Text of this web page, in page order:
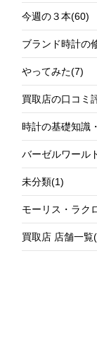
今週の３本(60)
ブランド時計の
やってみた(7)
買取店の口コミ
時計の基礎知識
バーゼルワール
未分類(1)
モーリス・ラク
買取店 店舗一覧